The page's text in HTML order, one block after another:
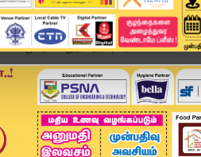
வகுப்பு பொதுத் தேர்வு அட்டவணை